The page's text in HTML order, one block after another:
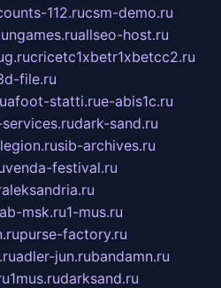
112.rucsm-demo.ru
allseo-host.ru
cricetc1xbetr1xbetcc2.ru
file.ru
uafoot-statti.rue-abis1c.ru
dark-sand.ru
sib-archives.ru
venda-festival.ru
msk.ru1-mus.ru
purse-factory.ru
adler-jun.rubandamn.ru
1mus.rudarksand.ru